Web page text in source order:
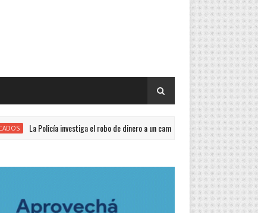
La Policía investiga el robo de dinero a un cambista DESTACADOS